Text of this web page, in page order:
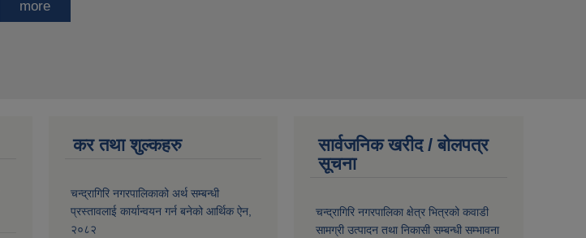
more
कर तथा शुल्कहरु
चन्द्रागिरि नगरपालिकाको अर्थ सम्बन्धी
प्रस्तावलाई कार्यान्वयन गर्न बनेको आर्थिक ऐन,
२०८२
सार्वजनिक खरीद / बोलपत्र
सूचना
चन्द्रागिरि नगरपालिका क्षेत्र भित्रको कवाडी
सामग्री उत्पादन तथा निकासी सम्बन्धी सम्भावना